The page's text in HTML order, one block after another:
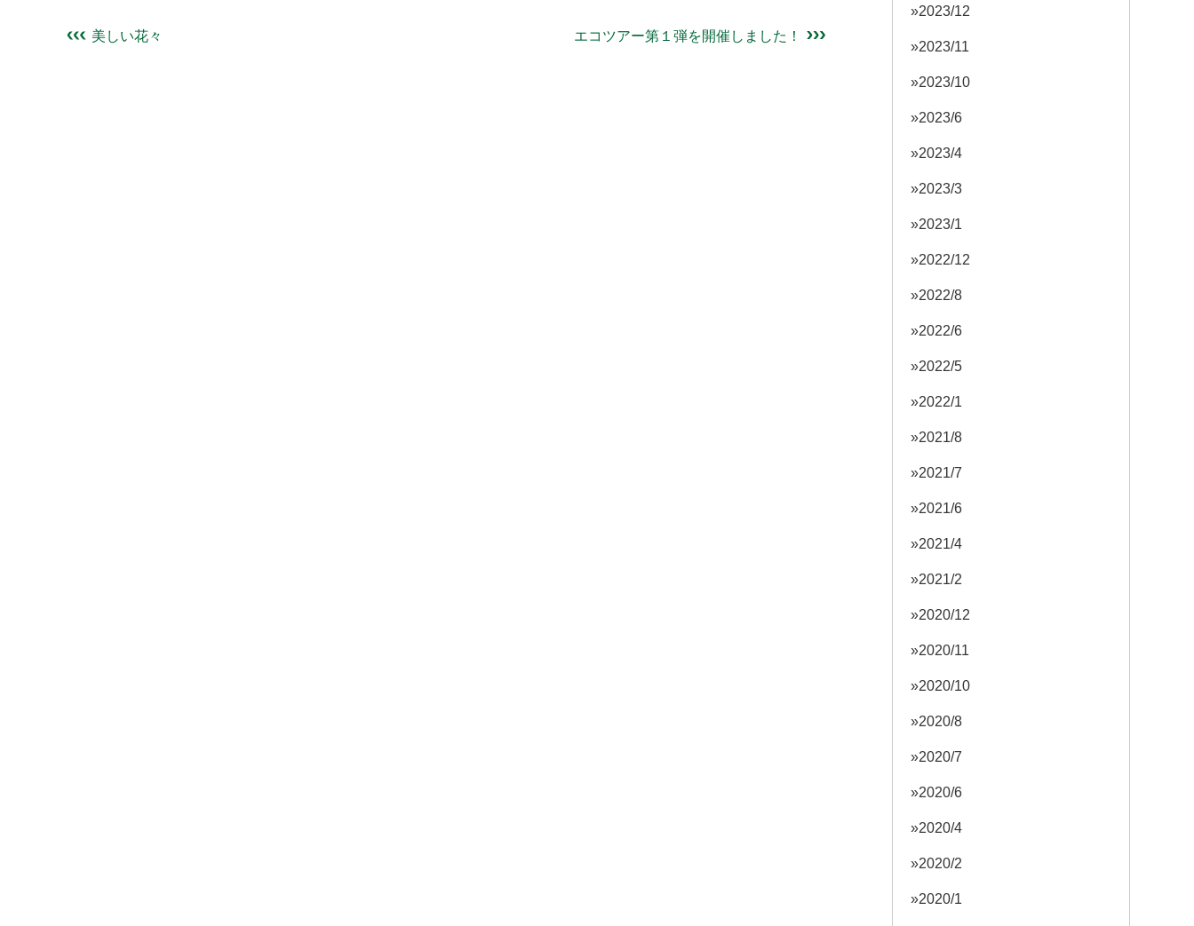
2023/12
2023/11
2023/10
2023/6
2023/4
2023/3
2023/1
2022/12
2022/8
2022/6
2022/5
2022/1
2021/8
2021/7
2021/6
2021/4
2021/2
2020/12
2020/11
2020/10
2020/8
2020/7
2020/6
2020/4
2020/2
2020/1
美しい花々 エコツアー第１弾を開催しました！